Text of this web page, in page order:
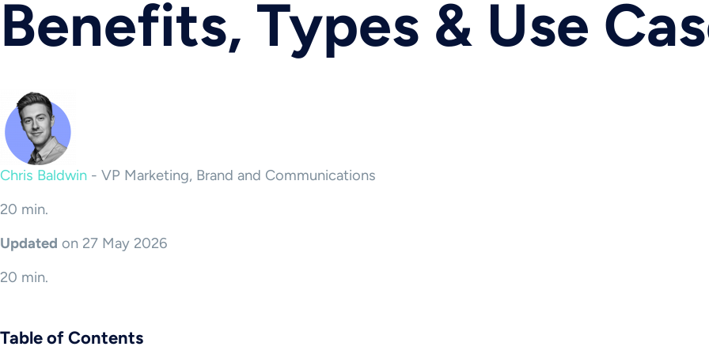
Benefits, Types & Use
Chris Baldwin - VP Marketing, Brand and Communications
20 min.
Updated on 27 May 2026
20 min.
Table of Contents